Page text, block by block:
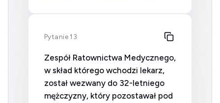
Pytanie 13
Zespół Ratownictwa Medycznego,
w skład którego wchodzi lekarz,
został wezwany do 32-letniego
mężczyzny, który pozostawał pod